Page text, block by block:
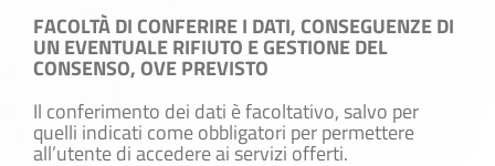
FACOLTÀ DI CONFERIRE I DATI, CONSEGUENZE DI
UN EVENTUALE RIFIUTO E GESTIONE DEL
CONSENSO, OVE PREVISTO
Il conferimento dei dati è facoltativo, salvo per
quelli indicati come obbligatori per permettere
all’utente di accedere ai servizi offerti.